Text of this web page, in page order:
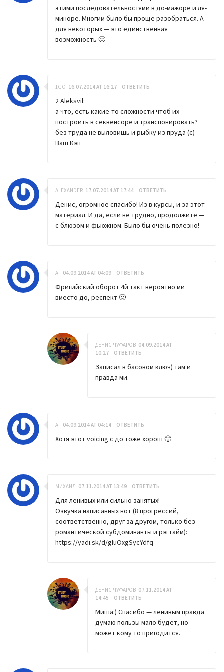
этими последовательностями в до-мажоре и ля-
миноре. Многим было бы проще разобраться. А
для некоторых — это единственная
возможность 🙂
1GO 16.07.2014 AT 16:27 ОТВЕТИТЬ
2 Aleksvil:
а что, есть какие-то сложности чтоб их
построить в секвенсоре и транспонировать?
без труда не выловишь и рыбку из пруда (с)
Ваш Кэп
ALEXANDER 17.07.2014 AT 17:44 ОТВЕТИТЬ
Денис, огромное спасибо! Из в курсы, и за этот
материал. И да, если не трудно, продолжите —
с блюзом и фьюжном. Было бы очень полезно!
AT 04.09.2014 AT 04:09 ОТВЕТИТЬ
Фригийский оборот 4й такт вероятно ми
вместо до, респект 🙂
ДЕНИС ЧУФАРОВ 04.09.2014 AT
10:27
ОТВЕТИТЬ
Записал в басовом ключ) там и
правда ми.
AT 04.09.2014 AT 04:14 ОТВЕТИТЬ
Хотя этот voicing с до тоже хорош 🙂
МИХАИЛ 07.11.2014 AT 13:49 ОТВЕТИТЬ
Для ленивых или сильно занятых!
Озвучка написанных нот (8 прогрессий,
соответственно, друг за другом, только без
романтической субдоминанты и рэгтайм):
https://yadi.sk/d/gIuOxgSycYdfq
ДЕНИС ЧУФАРОВ 07.11.2014 AT
14:45
ОТВЕТИТЬ
Миша:) Спасибо — ленивым правда
думаю пользы мало будет, но
может кому то пригодится.